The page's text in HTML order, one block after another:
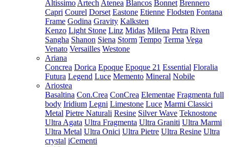
Altissimo Artech Atenea Blancos Bonnet Brennero
Capri Courel Dorset Eastone Etienne Flodsten Fontana
Frame Godina Gravity Kalksten
Kenzo Light Stone Linz Midas Milena Petra Riven
Sangha Shanon Siena Storm Tempo Terma Vega
Venato Versailles Westone
Ariana
Concrea Dorica Epoque Epoque 21 Essential Floralia
Futura Legend Luce Memento Mineral Nobile
Ariostea
Basaltina Con.Crea ConCrea Elementae Fragmenta full
body Iridium Legni Limestone Luce Marmi Classici
Metal Pietre Naturali Resine Silver Wave Teknostone
Ultra Agata Ultra Fragmenta Ultra Graniti Ultra Marmi
Ultra Metal Ultra Onici Ultra Pietre Ultra Resine Ultra
crystal iCementi